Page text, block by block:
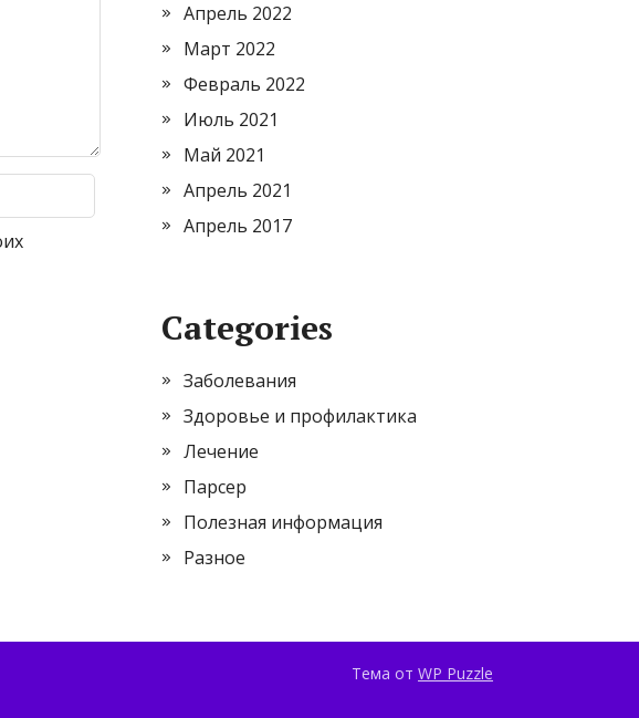
Апрель 2022
Март 2022
Февраль 2022
Июль 2021
Май 2021
Апрель 2021
Апрель 2017
Categories
Заболевания
Здоровье и профилактика
Лечение
Парсер
Полезная информация
Разное
Тема от WP Puzzle